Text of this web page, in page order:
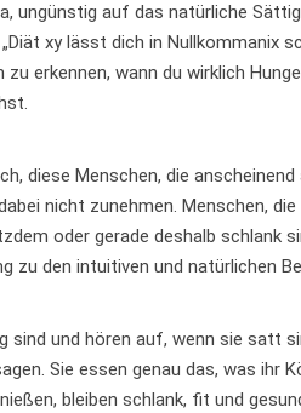
ungünstig auf das natürliche
xy lässt dich in Nullkommanix
zu erkennen, wann du wirklich
diese Menschen, die
nicht zunehmen. Menschen,
oder gerade deshalb schlank
zu den intuitiven und natürlichen
sind und hören auf, wenn sie satt
Sie essen genau das, was ihr
bleiben schlank, fit und